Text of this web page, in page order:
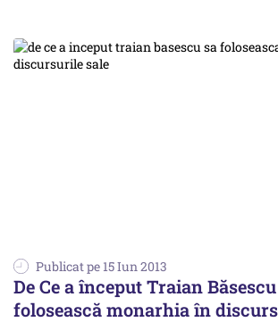
Publicat pe 15 Iun 2013
De Ce a început Traian
folosească monarhia în